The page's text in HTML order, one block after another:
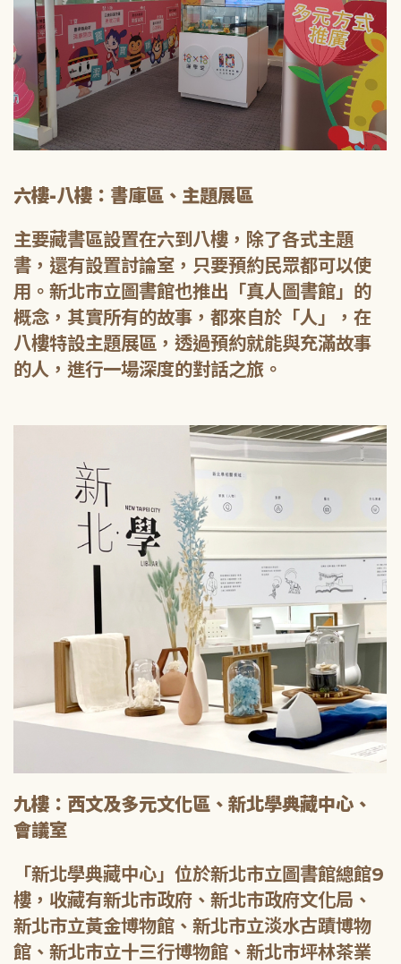
六樓-八樓：書庫區、主題展區
主要藏書區設置在六到八樓，除了各式主題
書，還有設置討論室，只要預約民眾都可以使
用。新北市立圖書館也推出「真人圖書館」的
概念，其實所有的故事，都來自於「人」，在
八樓特設主題展區，透過預約就能與充滿故事
的人，進行一場深度的對話之旅。
九樓：西文及多元文化區、新北學典藏中心、
會議室
「新北學典藏中心」位於新北市立圖書館總館9
樓，收藏有新北市政府、新北市政府文化局、
新北市立黃金博物館、新北市立淡水古蹟博物
館、新北市立十三行博物館、新北市坪林茶業